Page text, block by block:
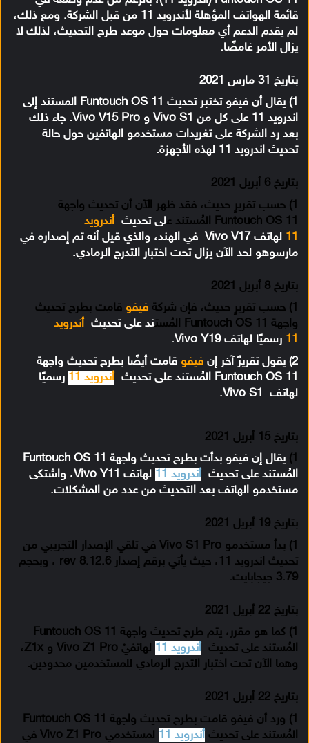
قائمة الهواتف المؤهلة لأندرويد 11 من قبل الشركة. ومع ذلك،
لم يقدم الدعم أي معلومات حول موعد طرح التحديث، لذلك لا
يزال الأمر غامضًا.
بتاريخ 31 مارس 2021
1) يقال أن فيفو تختبر تحديث Funtouch OS 11 المستند إلى
اندرويد 11 على كل من Vivo S1 و Vivo V15 Pro. جاء ذلك
بعد رد الشركة على تغريدات مستخدمو الهاتفين حول حالة
تحديث اندرويد 11 لهذه الأجهزة.
بتاريخ 6 أبريل 2021
1) حسب تقريرٍ حديث، فقد ظهر الآن أن تحديث واجهة
Funtouch OS 11 المُستند ع
لى تحديثأندرويد
11
لهاتف Vivo V17 في الهند، والذي قيل أنه تم إصداره في
مارسوهو لحد الآن يزال تحت اختبار التدرج الرمادي.
بتاريخ 8 أبريل 2021
1) حسب تقريرٍ حديث، فإن شركة
فيفو قامت بطرح تحديث
واجهة Funtouch OS 11 المُست
ند على تحديث أندرويد
11 رسميًا لهاتف Vivo Y19.
2) يقول تقريرٌ آخر إن
فيفو قامت أيضًا بطرح تحديث واجهة
Funtouch OS 11 المُستند على تحديث
أندرويد 11
رسميًا
لهاتف Vivo S1.
بتاريخ 15 أبريل 2021
1)
يقال إن فيفو بدأت بطرح تحديث واجهة Funtouch OS 11
المُستند على تحديث أندرويد 11
لهاتف Vivo Y11، واشتكى
مستخدمو الهاتف بعد التحديث من عدد من المشكلات.
بتاريخ 19 أبريل 2021
1) بدأ مستخدمو Vivo S1 Pro في تلقي الإصدار التجريبي من
تحديث اندرويد 11، حيث يأتي برقم إصدار rev 8.12.6 ، وبحجم
3.79 جيجابايت.
بتاريخ 22 أبريل 2021
1) كما هو مقرر، يتم طرح تحديث واجهة Funtouch OS 11
المُستند على تحديث أندرويد 11
لهاتفيْ Vivo Z1 Pro و Z1x،
وهما الآن تحت اختبار التدرج الرمادي للمستخدمين محدودين.
بتاريخ 22 أبريل 2021
1) ورد أن فيفو قامت بطرح تحديث واجهة Funtouch OS 11
المُستند على تحديث أندرويد 11
لمستخدمي Vivo Z1 Pro في